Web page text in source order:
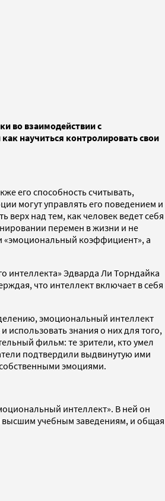
во взаимодействии с
научиться контролировать свои
его способность считывать,
могут управлять его поведением и
над тем, как человек ведет себя
перемен в жизни и не
«эмоциональный коэффициент», а
интеллекта» Эдварда Ли Торндайка
что интеллект включает в себя
эмоциональный интеллект
использовать знания о них для того,
фильм: те зрители, кто умел
подтвердили выдвинутую ими
эмоциями.
интеллект». В ней он
высшим учебным заведениям, и общая